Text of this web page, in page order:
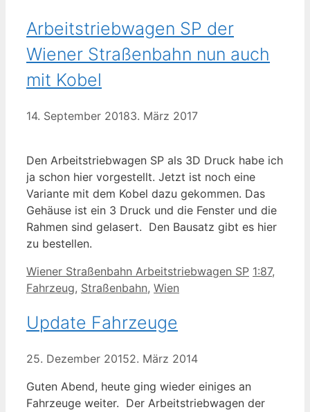
Arbeitstriebwagen SP der
Wiener Straßenbahn nun auch
mit Kobel
14. September 20183. März 2017
Den Arbeitstriebwagen SP als 3D Druck habe ich
ja schon hier vorgestellt. Jetzt ist noch eine
Variante mit dem Kobel dazu gekommen. Das
Gehäuse ist ein 3 Druck und die Fenster und die
Rahmen sind gelasert. Den Bausatz gibt es hier
zu bestellen.
Kategorien
Wiener Straßenbahn Arbeitstriebwagen SP 1:87,
Fahrzeug, Straßenbahn, Wien
Update Fahrzeuge
25. Dezember 20152. März 2014
Guten Abend, heute ging wieder einiges an
Fahrzeuge weiter. Der Arbeitstriebwagen der